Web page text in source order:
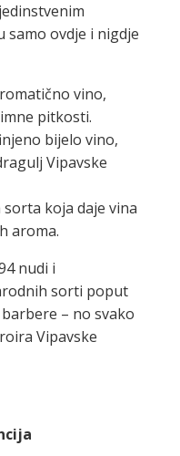
ovdje i nigdje
vino,
pitkosti.
bijelo vino,
Vipavske
koja daje vina
aroma.
nudi i
sorti poput
– no svako
Vipavske